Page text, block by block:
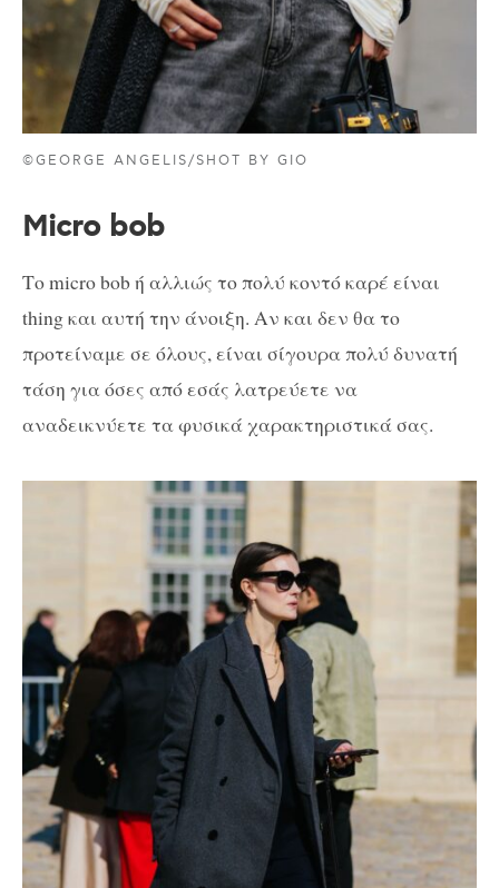
©GEORGE ANGELIS/SHOT BY GIO
Micro bob
Το micro bob ή αλλιώς το πολύ κοντό καρέ είναι
thing και αυτή την άνοιξη. Αν και δεν θα το
προτείναμε σε όλους, είναι σίγουρα πολύ δυνατή
τάση για όσες από εσάς λατρεύετε να
αναδεικνύετε τα φυσικά χαρακτηριστικά σας.